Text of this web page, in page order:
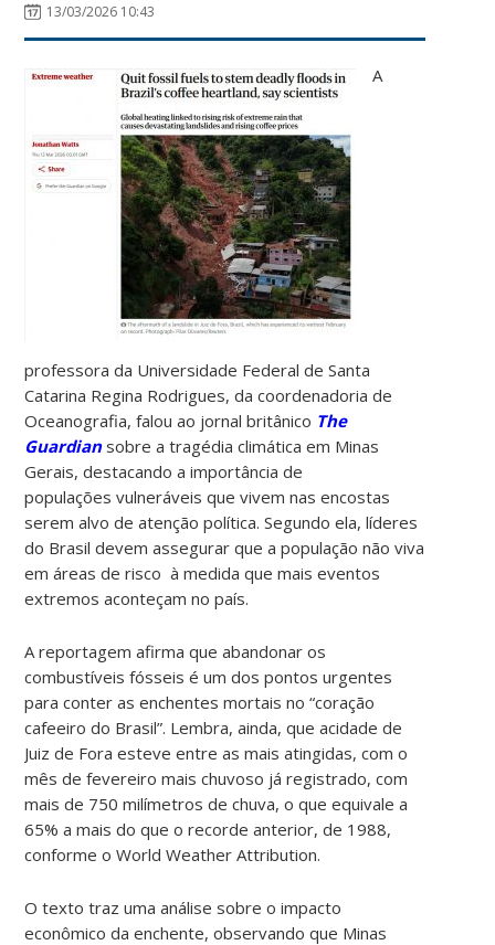
13/03/2026 10:43
A
professora da Universidade Federal de Santa
Catarina Regina Rodrigues, da coordenadoria de
Oceanografia, falou ao jornal britânico The
Guardiansobre a tragédia climática em Minas
Gerais, destacando a importância de
populações vulneráveis que vivem nas encostas
serem alvo de atenção política. Segundo ela, líderes
do Brasil devem assegurar que a população não viva
em áreas de risco à medida que mais eventos
extremos aconteçam no país.
A reportagem afirma que abandonar os
combustíveis fósseis é um dos pontos urgentes
para conter as enchentes mortais no “coração
cafeeiro do Brasil”. Lembra, ainda, que acidade de
Juiz de Fora esteve entre as mais atingidas, com o
mês de fevereiro mais chuvoso já registrado, com
mais de 750 milímetros de chuva, o que equivale a
65% a mais do que o recorde anterior, de 1988,
conforme o World Weather Attribution.
O texto traz uma análise sobre o impacto
econômico da enchente, observando que Minas